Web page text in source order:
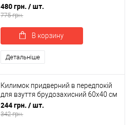
котів 80х60 см OSPORT (R-00035)
480 грн. / шт.
775 грн.
В корзину
Детальніше
Килимок придверний в передпокій
для взуття брудозахисний 60х40 см
OSPORT EVA (R-00043)
244 грн. / шт.
342 грн.